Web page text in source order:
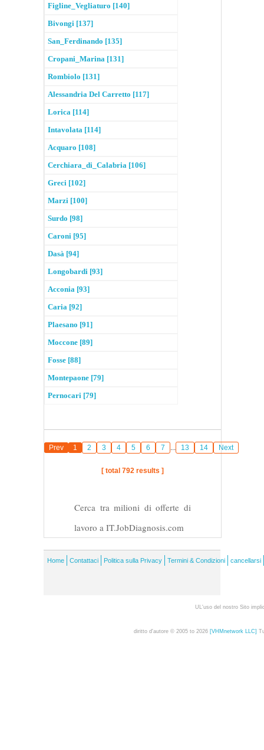
Figline_Vegliaturo [140]
Bivongi [137]
San_Ferdinando [135]
Cropani_Marina [131]
Rombiolo [131]
Alessandria Del Carretto [117]
Lorica [114]
Intavolata [114]
Acquaro [108]
Cerchiara_di_Calabria [106]
Greci [102]
Marzi [100]
Surdo [98]
Caroni [95]
Dasà [94]
Longobardi [93]
Acconia [93]
Caria [92]
Plaesano [91]
Moccone [89]
Fosse [88]
Montepaone [79]
Pernocari [79]
Prev 1 2 3 4 5 6 7 ... 13 14 Next
[ total 792 results ]
Cerca tra milioni di offerte di
lavoro a IT.JobDiagnosis.com
Home Contattaci Politica sulla Privacy Termini & Condizioni cancellarsi
UL'uso del nostro Sito
diritto d'autore © 2005 to 2026 [VHMnetwork LLC]